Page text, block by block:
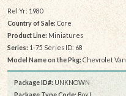
Rel Yr: 1980
Country of Sale: Core
Product Line:Miniatures
Series:1-75 Series ID: 68
Model Name on the Pkg: Chevrolet Van
Package ID#: UNKNOWN
Package Type Code: Box L